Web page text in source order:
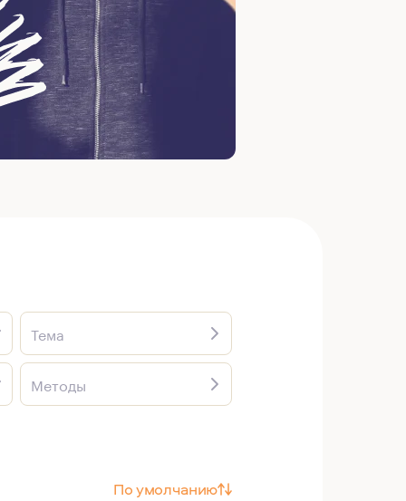
Тема
Методы
По умолчанию